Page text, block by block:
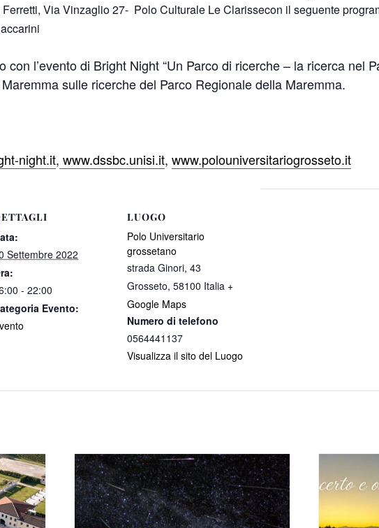
Via Vinzaglio 27- Polo Culturale Le Clarissecon il seguente
l’evento di Bright Night “Un Parco di ricerche – la ricerca nel
sulle ricerche del Parco Regionale della Maremma.
night.it, www.dssbc.unisi.it, www.polouniversitariogrosseto.it
Settembre 2022
- 22:00
Evento:
LUOGO
Polo Universitario
grossetano
strada Ginori, 43
Grosseto, 58100 Italia +
Google Maps
Numero di telefono
0564441137
Visualizza il sito del Luogo